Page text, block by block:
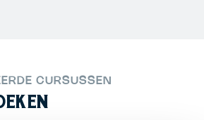
CURSUSSEN